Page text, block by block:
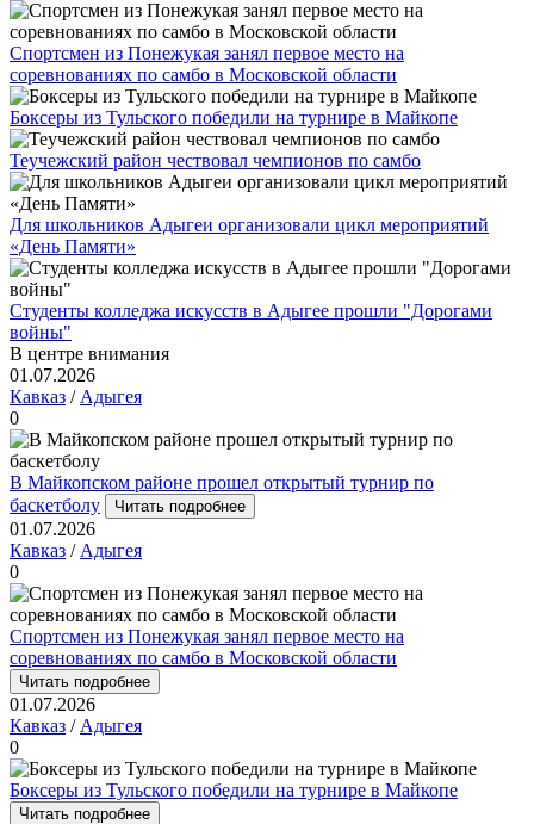
Спортсмен из Понежукая занял первое место на
соревнованиях по самбо в Московской области
Боксеры из Тульского победили на турнире в Майкопе
Теучежский район чествовал чемпионов по самбо
Для школьников Адыгеи организовали цикл мероприятий
«День Памяти»
Студенты колледжа искусств в Адыгее прошли "Дорогами
войны"
В центре внимания
01.07.2026
Кавказ / Адыгея
0
В Майкопском районе прошел открытый турнир по
баскетболу
Читать подробнее
01.07.2026
Кавказ / Адыгея
0
Спортсмен из Понежукая занял первое место на
соревнованиях по самбо в Московской области
Читать подробнее
01.07.2026
Кавказ / Адыгея
0
Боксеры из Тульского победили на турнире в Майкопе
Читать подробнее